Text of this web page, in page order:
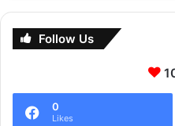
Follow Us
0
Likes